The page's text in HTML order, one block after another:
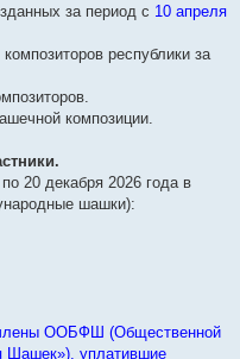
за период с 10 апреля
республики за
композиции.
20 декабря 2026 года в
шашки):
члены ООБФШ (Общественной
Шашек»), уплатившие